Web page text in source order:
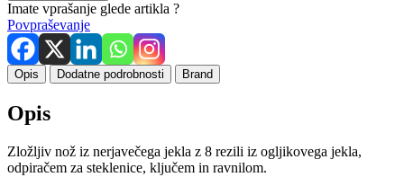
Imate vprašanje glede artikla ?
Povpraševanje
Opis Dodatne podrobnosti Brand
Opis
Zložljiv nož iz nerjavečega jekla z 8 rezili iz ogljikovega jekla,
odpiračem za steklenice, ključem in ravnilom.